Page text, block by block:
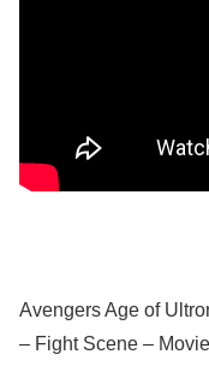
Avengers Age of
– Fight Scene –